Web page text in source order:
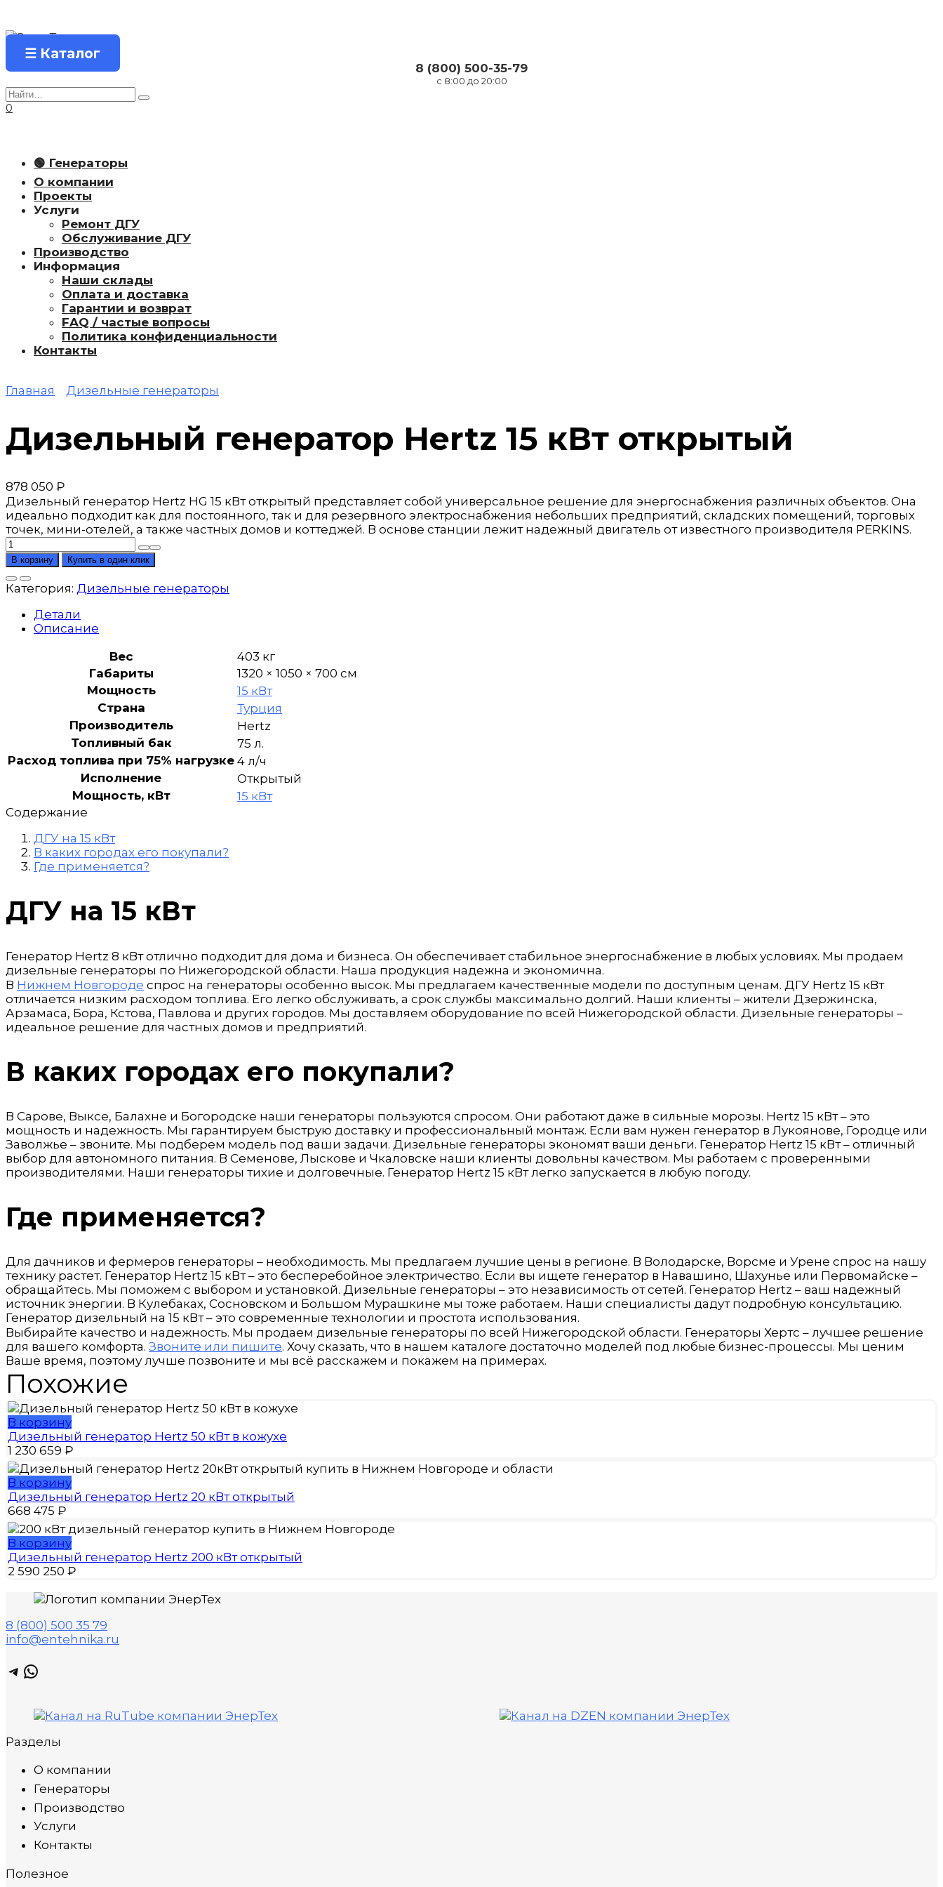
содержанию
☰ Каталог
8 (800) 500-35-79
с 8:00 до 20:00
Search
for:
0
🟢 Генераторы
О компании
Проекты
Услуги
Ремонт ДГУ
Обслуживание ДГУ
Производство
Информация
Наши склады
Оплата и доставка
Гарантии и возврат
FAQ / частые вопросы
Политика конфиденциальности
Контакты
Главная Дизельные генераторы
Дизельный генератор Hertz 15 кВт открытый
878 050 ₽
Дизельный генератор Hertz HG 15 кВт открытый представляет собой универсальное решение для энергоснабжения различных объектов. Она
идеально подходит как для постоянного, так и для резервного электроснабжения небольших предприятий, складских помещений, торговых
точек, мини-отелей, а также частных домов и коттеджей. В основе станции лежит надежный двигатель от известного производителя PERKINS.
Количество
товара
Дизельный
генератор
кВт
В корзину Купить в один клик
Категория: Дизельные генераторы
Детали
Описание
Вес
403 кг
Габариты
1320 × 1050 × 700 см
Мощность
15 кВт
Страна
Турция
Производитель
Hertz
Топливный бак
75 л.
Расход топлива при 75% нагрузке 4 л/ч
Исполнение
Открытый
Мощность, кВт
15 кВт
Содержание
ДГУ на 15 кВт
В каких городах его покупали?
Где применяется?
ДГУ на 15 кВт
Генератор Hertz 8 кВт отлично подходит для дома и бизнеса. Он обеспечивает стабильное энергоснабжение в любых условиях. Мы продаем
дизельные генераторы по Нижегородской области. Наша продукция надежна и экономична.
В Нижнем Новгороде спрос на генераторы особенно высок. Мы предлагаем качественные модели по доступным ценам. ДГУ Hertz 15 кВт
отличается низким расходом топлива. Его легко обслуживать, а срок службы максимально долгий. Наши клиенты – жители Дзержинска,
Арзамаса, Бора, Кстова, Павлова и других городов. Мы доставляем оборудование по всей Нижегородской области. Дизельные генераторы –
идеальное решение для частных домов и предприятий.
В каких городах его покупали?
В Сарове, Выксе, Балахне и Богородске наши генераторы пользуются спросом. Они работают даже в сильные морозы. Hertz 15 кВт – это
мощность и надежность. Мы гарантируем быструю доставку и профессиональный монтаж. Если вам нужен генератор в Лукоянове, Городце или
Заволжье – звоните. Мы подберем модель под ваши задачи. Дизельные генераторы экономят ваши деньги. Генератор Hertz 15 кВт – отличный
выбор для автономного питания. В Семенове, Лыскове и Чкаловске наши клиенты довольны качеством. Мы работаем с проверенными
производителями. Наши генераторы тихие и долговечные. Генератор Hertz 15 кВт легко запускается в любую погоду.
Где применяется?
Для дачников и фермеров генераторы – необходимость. Мы предлагаем лучшие цены в регионе. В Володарске, Ворсме и Урене спрос на нашу
технику растет. Генератор Hertz 15 кВт – это бесперебойное электричество. Если вы ищете генератор в Навашино, Шахунье или Первомайске –
обращайтесь. Мы поможем с выбором и установкой. Дизельные генераторы – это независимость от сетей. Генератор Hertz – ваш надежный
источник энергии. В Кулебаках, Сосновском и Большом Мурашкине мы тоже работаем. Наши специалисты дадут подробную консультацию.
Генератор дизельный на 15 кВт – это современные технологии и простота использования.
Выбирайте качество и надежность. Мы продаем дизельные генераторы по всей Нижегородской области. Генераторы Хертс – лучшее решение
для вашего комфорта. Звоните или пишите. Хочу сказать, что в нашем каталоге достаточно моделей под любые бизнес-процессы. Мы ценим
Ваше время, поэтому лучше позвоните и мы всё расскажем и покажем на примерах.
Похожие
В корзину
Дизельный генератор Hertz 50 кВт в кожухе
1 230 659 ₽
В корзину
Дизельный генератор Hertz 20 кВт открытый
668 475 ₽
В корзину
Дизельный генератор Hertz 200 кВт открытый
2 590 250 ₽
8 (800) 500 35 79
info@entehnika.ru
Telegram
WhatsApp
Разделы
О компании
Генераторы
Производство
Услуги
Контакты
Полезное